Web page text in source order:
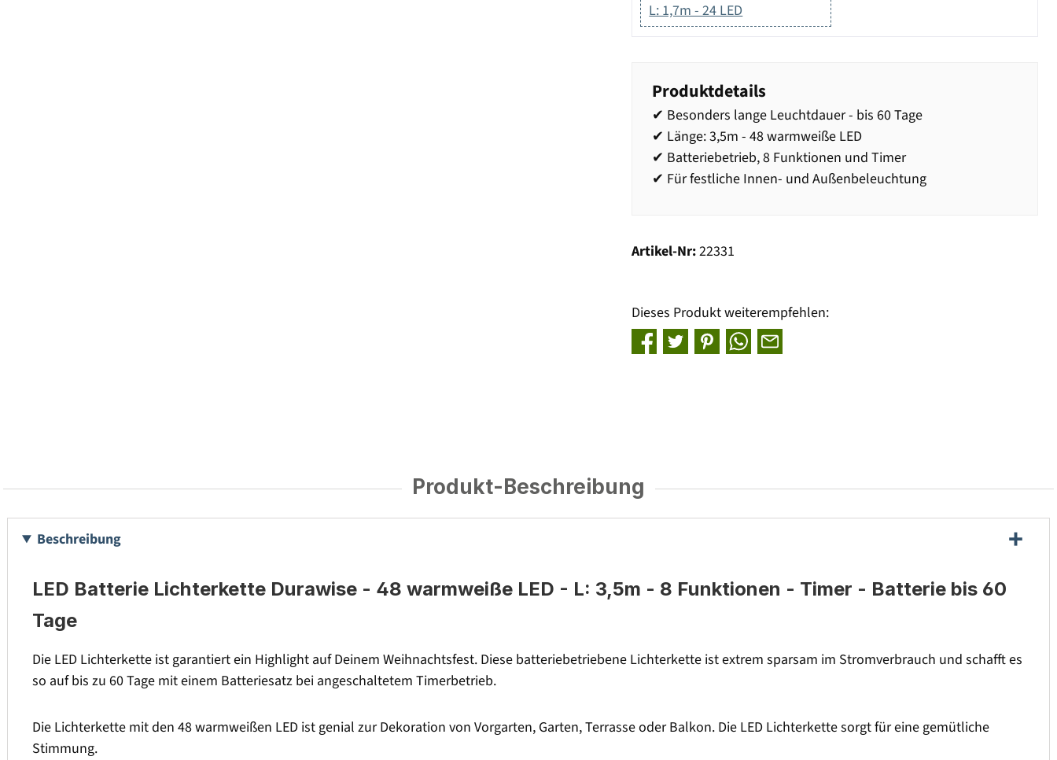
L: 1,7m - 24 LED
Produktdetails
✔ Besonders lange Leuchtdauer - bis 60 Tage
✔ Länge: 3,5m - 48 warmweiße LED
✔ Batteriebetrieb, 8 Funktionen und Timer
✔ Für festliche Innen- und Außenbeleuchtung
Artikel-Nr:22331
Dieses Produkt weiterempfehlen:
Produkt-Beschreibung
Beschreibung
LED Batterie Lichterkette Durawise - 48 warmweiße LED - L: 3,5m - 8 Funktionen - Timer - Batterie bis 60
Tage
Die LED Lichterkette ist garantiert ein Highlight auf Deinem Weihnachtsfest. Diese batteriebetriebene Lichterkette ist extrem sparsam im Stromverbrauch und schafft es
so auf bis zu 60 Tage mit einem Batteriesatz bei angeschaltetem Timerbetrieb.
Die Lichterkette mit den 48 warmweißen LED ist genial zur Dekoration von Vorgarten, Garten, Terrasse oder Balkon. Die LED Lichterkette sorgt für eine gemütliche
Stimmung.